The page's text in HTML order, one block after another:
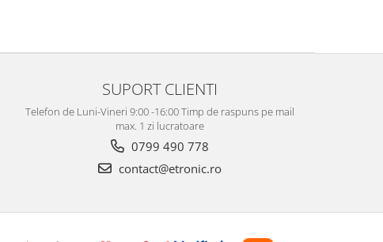
SUPORT CLIENTI
Telefon de Luni-Vineri 9:00 -16:00 Timp de raspuns pe mail
max. 1 zi lucratoare
0799 490 778
contact@etronic.ro